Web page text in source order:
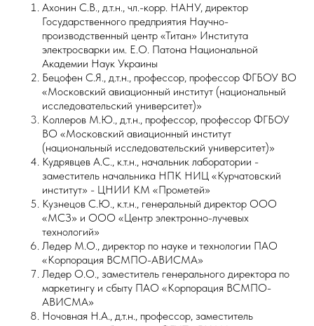
Ахонин С.В., д.т.н., чл.-корр. НАНУ, директор
Государственного предприятия Научно-
производственный центр «Титан» Института
электросварки им. Е.О. Патона Национальной
Академии Наук Украины
Бецофен С.Я., д.т.н., профессор, профессор ФГБОУ ВО
«Московский авиационный институт (национальный
исследовательский университет)»
Коллеров М.Ю., д.т.н., профессор, профессор ФГБОУ
ВО «Московский авиационный институт
(национальный исследовательский университет)»
Кудрявцев А.С., к.т.н., начальник лаборатории -
заместитель начальника НПК НИЦ «Курчатовский
институт» - ЦНИИ КМ «Прометей»
Кузнецов С.Ю., к.т.н., генеральный директор ООО
«МСЗ» и ООО «Центр электронно-лучевых
технологий»
Ледер М.О., директор по науке и технологии ПАО
«Корпорация ВСМПО-АВИСМА»
Ледер О.О., заместитель генерального директора по
маркетингу и сбыту ПАО «Корпорация ВСМПО-
АВИСМА»
Ночовная Н.А., д.т.н., профессор, заместитель